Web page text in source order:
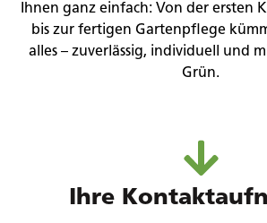
Ihnen ganz einfach: Von der ersten
bis zur fertigen Gartenpflege
alles – zuverlässig, individuell und
Grün.
Ihre